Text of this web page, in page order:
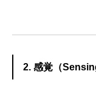
2. 感覚（